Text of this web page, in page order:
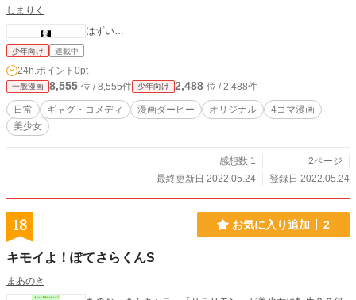
しまりく
はずい…
少年向け 連載中
24h.ポイント 0pt
一般漫画 8,555 位 / 8,555件 少年向け 2,488 位 / 2,488件
日常 ギャグ・コメディ 漫画ダービー オリジナル
4コマ漫画
美少女
感想数 1
2ページ
最終更新日 2022.05.24
登録日 2022.05.24
18 お気に入り追加 2
キモイよ！ぽてさらくんS
まあのき